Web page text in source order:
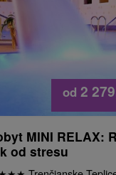
od 2
MINI RELAX:
od stresu